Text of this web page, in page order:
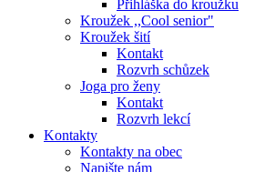
Přihláška do kroužku
Kroužek ,,Cool senior"
Kroužek šití
Kontakt
Rozvrh schůzek
Joga pro ženy
Kontakt
Rozvrh lekcí
Kontakty
Kontakty na obec
Napište nám